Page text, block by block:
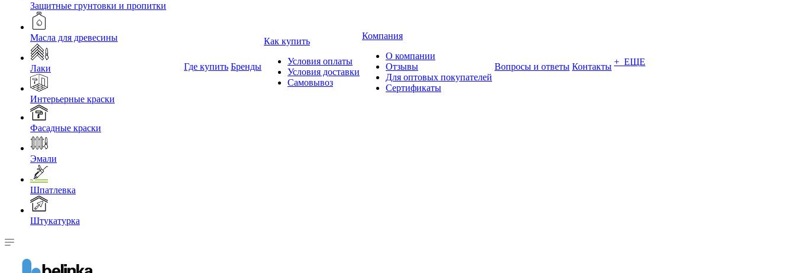
Защитные грунтовки и пропитки
Масла для древесины
Лаки
Интерьерные краски
Фасадные краски
Эмали
Шпатлевка
Штукатурка
Где купить Бренды
Как купить
Условия оплаты
Условия доставки
Самовывоз
Компания
О компании
Отзывы
Для оптовых покупателей
Сертификаты
Вопросы и ответы Контакты + ЕЩЕ